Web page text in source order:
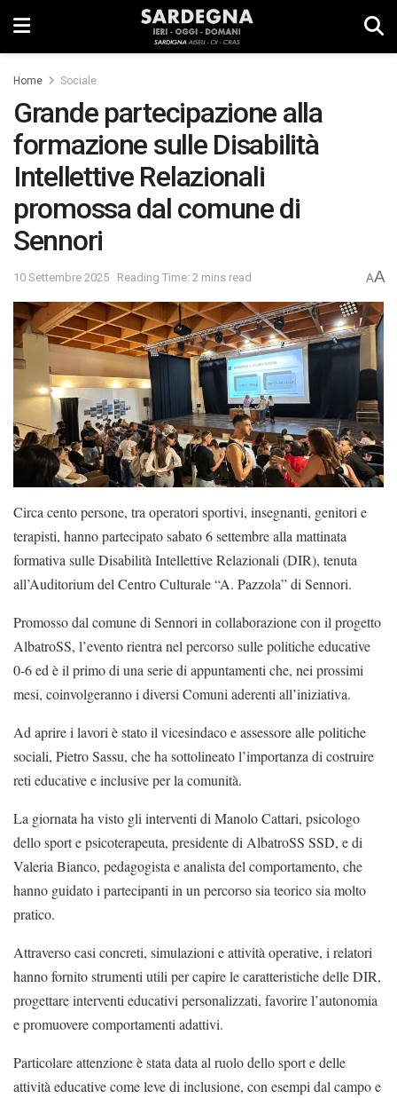
Home Sociale
Grande partecipazione alla
formazione sulle Disabilità
Intellettive Relazionali
promossa dal comune di
Sennori
10 Settembre 2025 Reading Time: 2 mins read AA
Circa cento persone, tra operatori sportivi, insegnanti, genitori e
terapisti, hanno partecipato sabato 6 settembre alla mattinata
formativa sulle Disabilità Intellettive Relazionali (DIR), tenuta
all’Auditorium del Centro Culturale “A. Pazzola” di Sennori.
Promosso dal comune di Sennori in collaborazione con il progetto
AlbatroSS, l’evento rientra nel percorso sulle politiche educative
0-6 ed è il primo di una serie di appuntamenti che, nei prossimi
mesi, coinvolgeranno i diversi Comuni aderenti all’iniziativa.
Ad aprire i lavori è stato il vicesindaco e assessore alle politiche
sociali, Pietro Sassu, che ha sottolineato l’importanza di costruire
reti educative e inclusive per la comunità.
La giornata ha visto gli interventi di Manolo Cattari, psicologo
dello sport e psicoterapeuta, presidente di AlbatroSS SSD, e di
Valeria Bianco, pedagogista e analista del comportamento, che
hanno guidato i partecipanti in un percorso sia teorico sia molto
pratico.
Attraverso casi concreti, simulazioni e attività operative, i relatori
hanno fornito strumenti utili per capire le caratteristiche delle DIR,
progettare interventi educativi personalizzati, favorire l’autonomia
e promuovere comportamenti adattivi.
Particolare attenzione è stata data al ruolo dello sport e delle
attività educative come leve di inclusione, con esempi dal campo e